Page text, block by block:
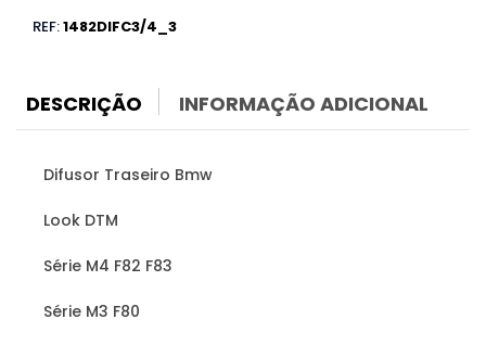
Bmw
F83
Carbono
REF:1482DIFC3/4_3
DESCRIÇÃO INFORMAÇÃO ADICIONAL
Difusor Traseiro Bmw
Look DTM
Série M4 F82 F83
Série M3 F80